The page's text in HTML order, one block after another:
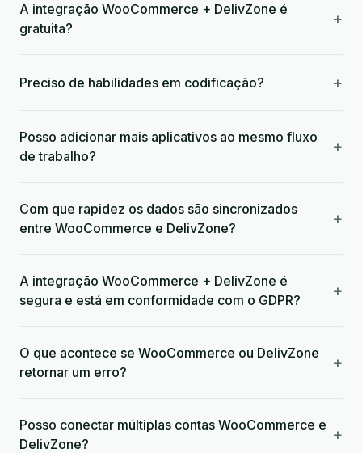
A integração WooCommerce + DelivZone é
gratuita?
+
Preciso de habilidades em codificação? +
Posso adicionar mais aplicativos ao mesmo fluxo
de trabalho?
+
Com que rapidez os dados são sincronizados
entre WooCommerce e DelivZone?
+
A integração WooCommerce + DelivZone é
segura e está em conformidade com o GDPR?
+
O que acontece se WooCommerce ou DelivZone
retornar um erro?
+
Posso conectar múltiplas contas WooCommerce e
DelivZone?
+